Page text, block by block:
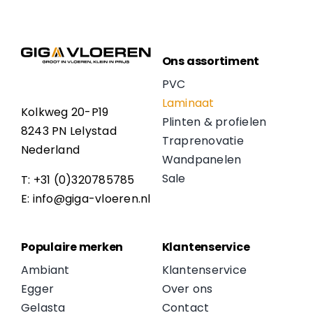
Kolkweg 20-P19
8243 PN Lelystad
Nederland
T: +31 (0)320785785
E: info@giga-vloeren.nl
Ons assortiment
PVC
Laminaat
Plinten & profielen
Traprenovatie
Wandpanelen
Sale
Populaire merken
Ambiant
Egger
Gelasta
Klantenservice
Klantenservice
Over ons
Contact